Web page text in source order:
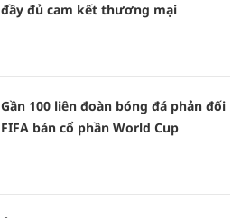
đầy đủ cam kết thương mại
Gần 100 liên đoàn bóng đá phản đối
FIFA bán cổ phần World Cup